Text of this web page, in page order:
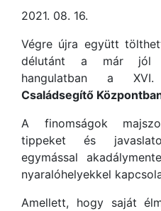
2021. 08. 16.
Végre újra együtt
délutánt a már jól
hangulatban a
Családsegítő
A finomságok
tippeket és
egymással
nyaralóhelyekkel
Amellett, hogy saját